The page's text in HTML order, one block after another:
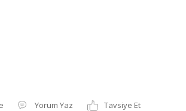
Yorum Yaz
Tavsiye Et